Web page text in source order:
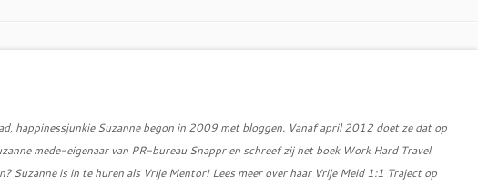
happinessjunkie Suzanne begon in 2009 met bloggen. Vanaf april 2012 doet ze dat op
mede-eigenaar van PR-bureau Snappr en schreef zij het boek Work Hard Travel
Suzanne is in te huren als Vrije Mentor! Lees meer over haar Vrije Meid 1:1 Traject op